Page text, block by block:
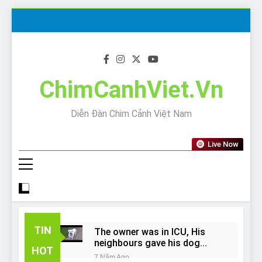
ChimCanhViet.Vn
Diễn Đàn Chim Cảnh Việt Nam
Live Now
TIN
HOT
The owner was in ICU, His
neighbours gave his dog
away!
7 Năm Ago